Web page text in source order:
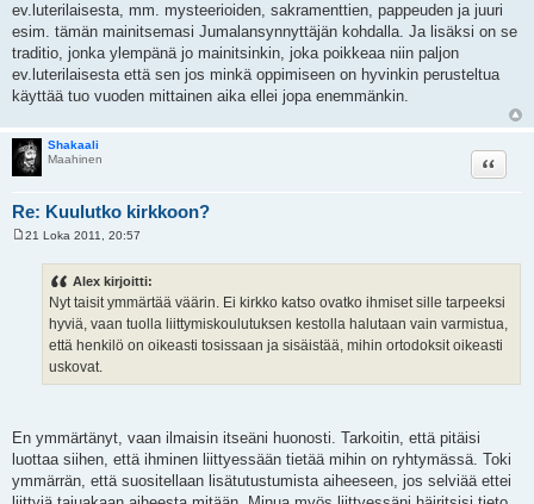
ev.luterilaisesta, mm. mysteerioiden, sakramenttien, pappeuden ja juuri
esim. tämän mainitsemasi Jumalansynnyttäjän kohdalla. Ja lisäksi on se
traditio, jonka ylempänä jo mainitsinkin, joka poikkeaa niin paljon
ev.luterilaisesta että sen jos minkä oppimiseen on hyvinkin perusteltua
käyttää tuo vuoden mittainen aika ellei jopa enemmänkin.
Shakaali
Maahinen
Re: Kuulutko kirkkoon?
Lainaa
21 Loka 2011, 20:57
Alex kirjoitti:
Nyt taisit ymmärtää väärin. Ei kirkko katso ovatko ihmiset sille tarpeeksi
hyviä, vaan tuolla liittymiskoulutuksen kestolla halutaan vain varmistua,
että henkilö on oikeasti tosissaan ja sisäistää, mihin ortodoksit oikeasti
uskovat.
En ymmärtänyt, vaan ilmaisin itseäni huonosti. Tarkoitin, että pitäisi
luottaa siihen, että ihminen liittyessään tietää mihin on ryhtymässä. Toki
ymmärrän, että suositellaan lisätutustumista aiheeseen, jos selviää ettei